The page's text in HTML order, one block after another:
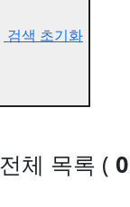
검색 초기화
전체 목록 ( 0